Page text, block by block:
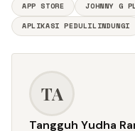
APP STORE
JOHNNY G
APLIKASI PEDULILINDUNGI
TA
Tangguh Yudha